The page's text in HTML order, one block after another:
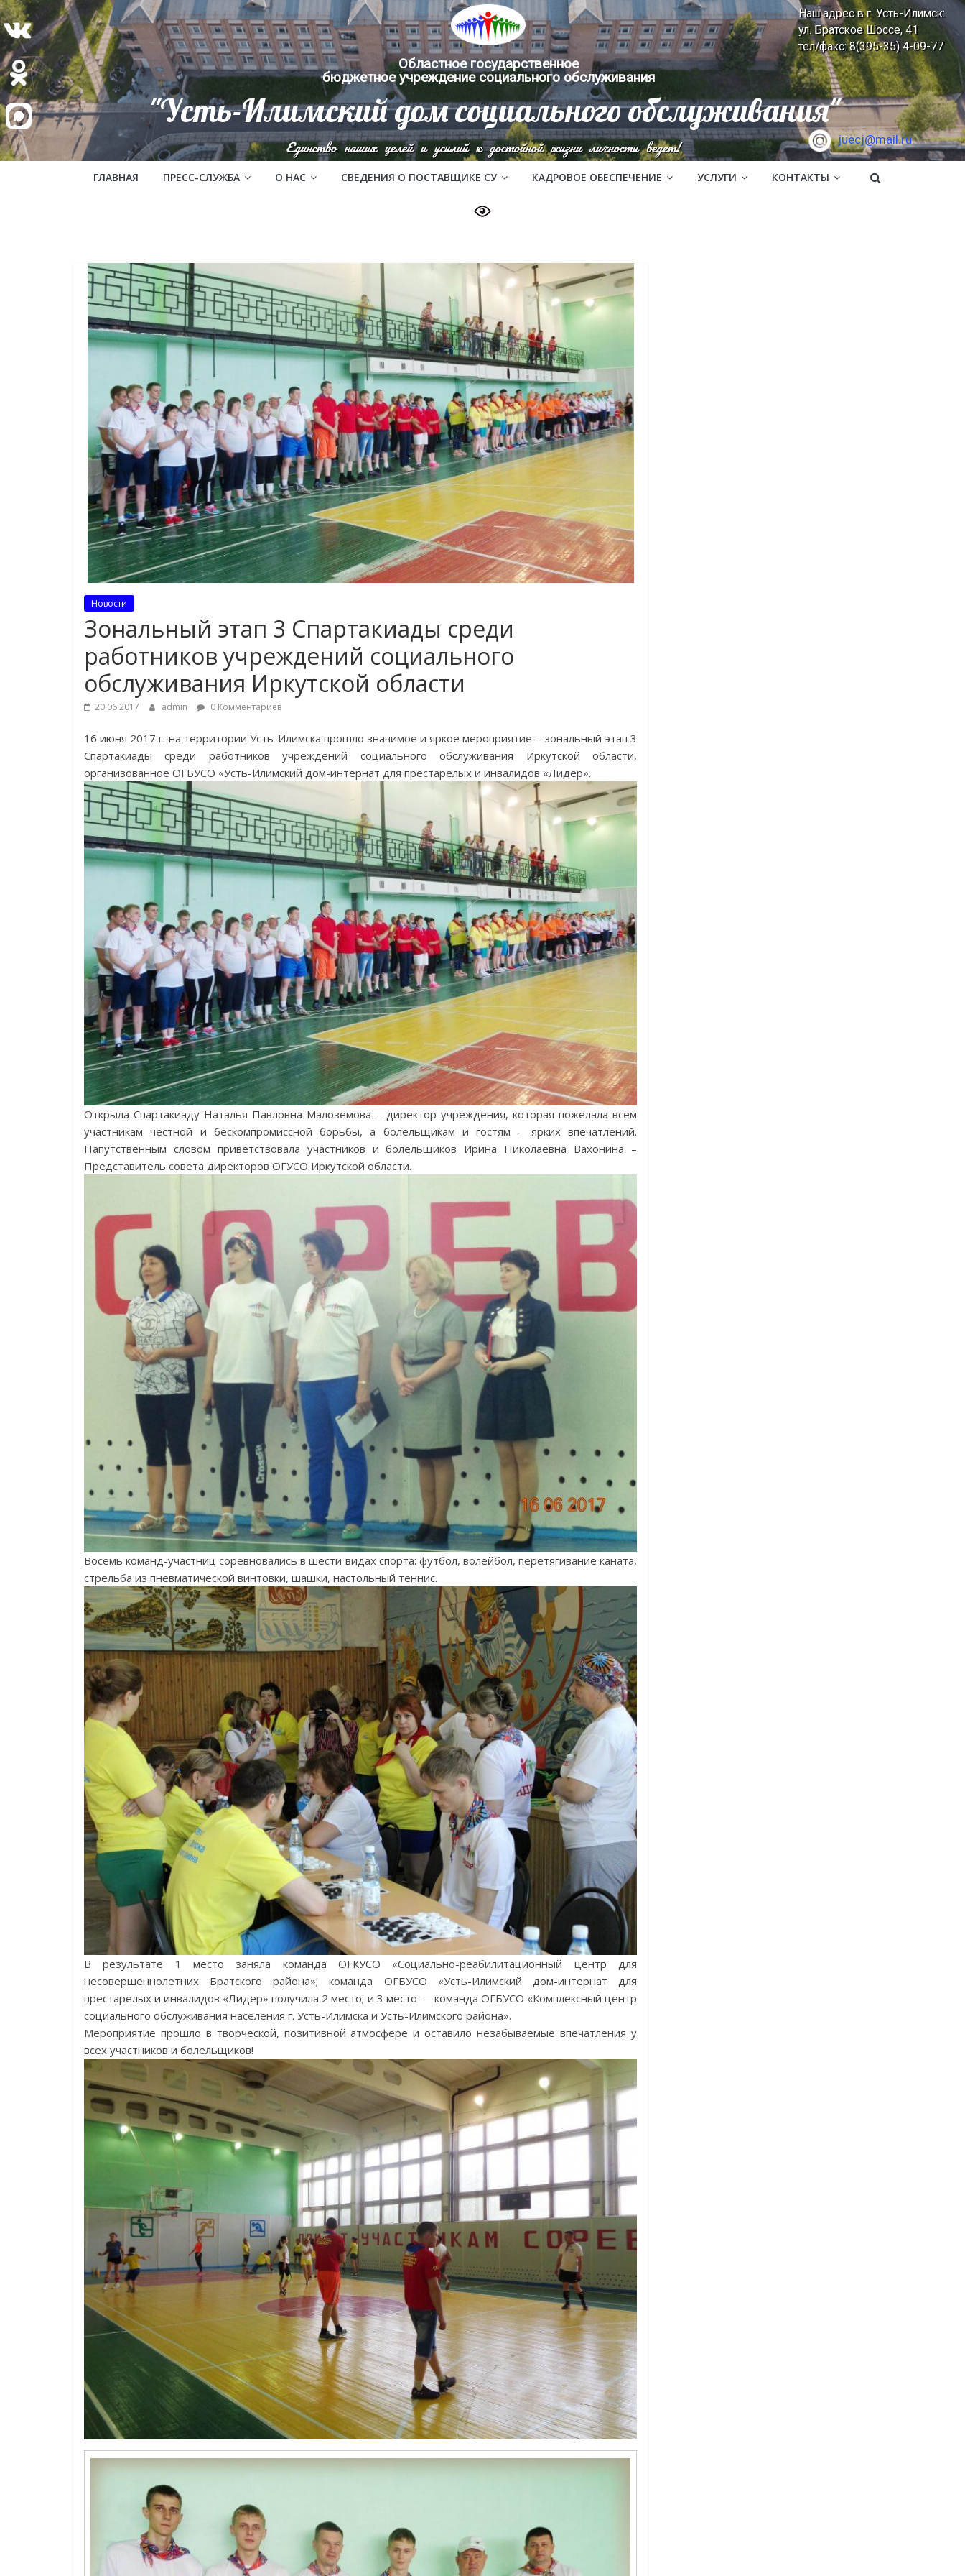
Областное государственное
бюджетное учреждение социального обслуживания
juecj@mail.ru
"Усть-Илимский дом социального обслуживания"
Наш адрес в г. Усть-Илимск:
ул. Братское Шоссе, 41
тел/факс: 8(395-35) 4-09-77
Единство наших целей и усилий к достойной жизни личности ведет!
ГЛАВНАЯ ПРЕСС-СЛУЖБА О НАС СВЕДЕНИЯ О ПОСТАВЩИКЕ СУ КАДРОВОЕ ОБЕСПЕЧЕНИЕ УСЛУГИ КОНТАКТЫ
Новости
Зональный этап 3 Спартакиады среди
работников учреждений социального
обслуживания Иркутской области
20.06.2017 admin 0 Комментариев
16 июня 2017 г. на территории Усть-Илимска прошло значимое и яркое мероприятие – зональный этап 3
Спартакиады среди работников учреждений социального обслуживания Иркутской области,
организованное ОГБУСО «Усть-Илимский дом-интернат для престарелых и инвалидов «Лидер».
Открыла Спартакиаду Наталья Павловна Малоземова – директор учреждения, которая пожелала всем
участникам честной и бескомпромиссной борьбы, а болельщикам и гостям – ярких впечатлений.
Напутственным словом приветствовала участников и болельщиков Ирина Николаевна Вахонина –
Представитель совета директоров ОГУСО Иркутской области.
Восемь команд-участниц соревновались в шести видах спорта: футбол, волейбол, перетягивание каната,
стрельба из пневматической винтовки, шашки, настольный теннис.
В результате 1 место заняла команда ОГКУСО «Социально-реабилитационный центр для
несовершеннолетних Братского района»; команда ОГБУСО «Усть-Илимский дом-интернат для
престарелых и инвалидов «Лидер» получила 2 место; и 3 место — команда ОГБУСО «Комплексный центр
социального обслуживания населения г. Усть-Илимска и Усть-Илимского района».
Мероприятие прошло в творческой, позитивной атмосфере и оставило незабываемые впечатления у
всех участников и болельщиков!